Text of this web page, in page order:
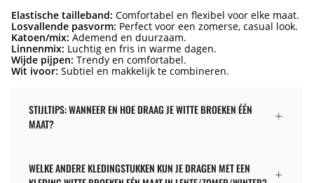
Elastische tailleband: Comfortabel en flexibel voor elke maat.
Losvallende pasvorm: Perfect voor een zomerse, casual look.
Katoen/mix: Ademend en duurzaam.
Linnenmix: Luchtig en fris in warme dagen.
Wijde pijpen: Trendy en comfortabel.
Wit ivoor: Subtiel en makkelijk te combineren.
STIJLTIPS: WANNEER EN HOE DRAAG JE WITTE BROEKEN ÉÉN
MAAT?
WELKE ANDERE KLEDINGSTUKKEN KUN JE DRAGEN MET EEN